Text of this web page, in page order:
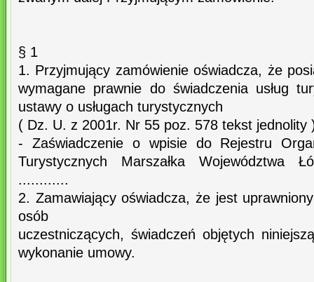
§ 1
1. Przyjmujący zamówienie oświadcza, że
wymagane prawnie do świadczenia usług
ustawy o usługach turystycznych
( Dz. U. z 2001r. Nr 55 poz. 578 tekst jednolity
- Zaświadczenie o wpisie do Rejestru
Turystycznych Marszałka Województwa
............
2. Zamawiający oświadcza, że jest
osób
uczestniczących, świadczeń objętych
wykonanie umowy.